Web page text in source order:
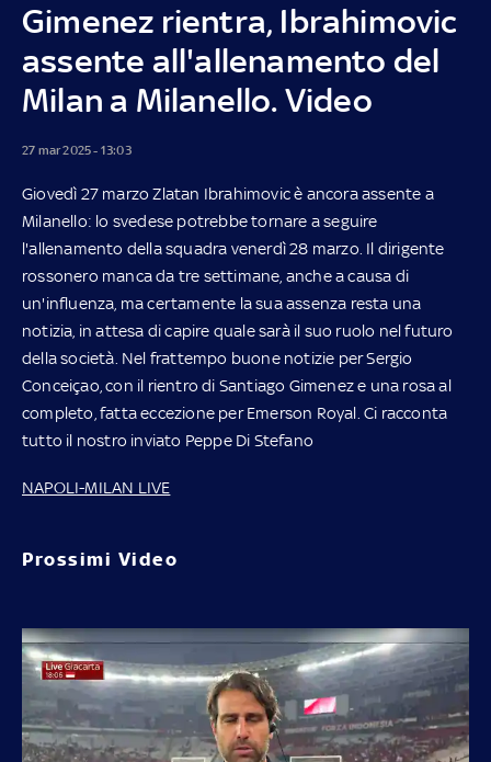
Gimenez rientra, Ibrahimovic
assente all'allenamento del
Milan a Milanello. Video
27 mar 2025 - 13:03
Giovedì 27 marzo Zlatan Ibrahimovic è ancora assente a
Milanello: lo svedese potrebbe tornare a seguire
l'allenamento della squadra venerdì 28 marzo. Il dirigente
rossonero manca da tre settimane, anche a causa di
un'influenza, ma certamente la sua assenza resta una
notizia, in attesa di capire quale sarà il suo ruolo nel futuro
della società. Nel frattempo buone notizie per Sergio
Conceiçao, con il rientro di Santiago Gimenez e una rosa al
completo, fatta eccezione per Emerson Royal. Ci racconta
tutto il nostro inviato Peppe Di Stefano
NAPOLI-MILAN LIVE
Prossimi Video